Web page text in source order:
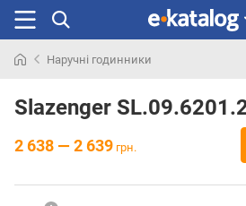
раніше
Наручні годинники
Slazenger
2 638 — 2 639 грн.